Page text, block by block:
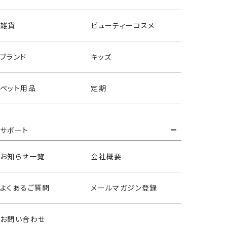
雑貨 ビューティーコスメ
ブランド キッズ
ペット用品 定期
サポート
お知らせ一覧 会社概要
よくあるご質問 メールマガジン登録
お問い合わせ